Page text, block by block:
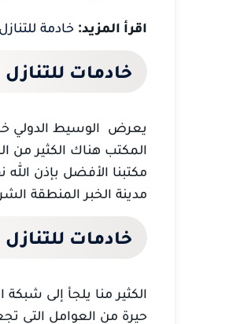
اقرأ المزيد: خادمة
خادمات للتنازل
يعرض الوسيط الدولي
المكتب هناك الكثير من
مكتبنا الأفضل بإذن
مدينة الخبر المنطقة
خادمات
الكثير منا يلجأ إلى شبكة
حيرة من العوامل التي